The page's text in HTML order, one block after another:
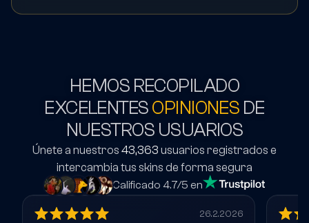
HEMOS RECOPILADO
EXCELENTESOPINIONES DE
NUESTROS USUARIOS
Únete a nuestros 43,363 usuarios registrados e
intercambia tus skins de forma segura
Calificado 4.7/5 en
26.2.2026